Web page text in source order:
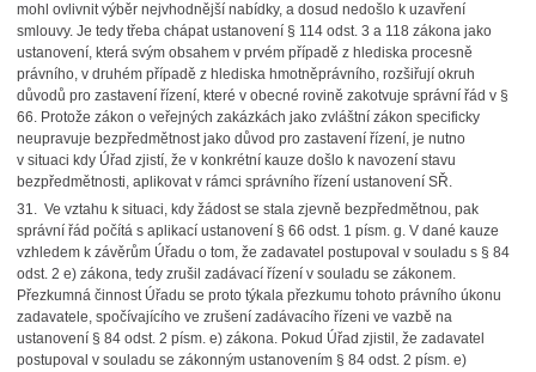
mohl ovlivnit výběr nejvhodnější nabídky, a dosud nedošlo k uzavření
smlouvy. Je tedy třeba chápat ustanovení § 114 odst. 3 a 118 zákona jako
ustanovení, která svým obsahem v prvém případě z hlediska procesně
právního, v druhém případě z hlediska hmotněprávního, rozšiřují okruh
důvodů pro zastavení řízení, které v obecné rovině zakotvuje správní řád v §
66. Protože zákon o veřejných zakázkách jako zvláštní zákon specificky
neupravuje bezpředmětnost jako důvod pro zastavení řízení, je nutno
v situaci kdy Úřad zjistí, že v konkrétní kauze došlo k navození stavu
bezpředmětnosti, aplikovat v rámci správního řízení ustanovení SŘ.
31. Ve vztahu k situaci, kdy žádost se stala zjevně bezpředmětnou, pak
správní řád počítá s aplikací ustanovení § 66 odst. 1 písm. g. V dané kauze
vzhledem k závěrům Úřadu o tom, že zadavatel postupoval v souladu s § 84
odst. 2 e) zákona, tedy zrušil zadávací řízení v souladu se zákonem.
Přezkumná činnost Úřadu se proto týkala přezkumu tohoto právního úkonu
zadavatele, spočívajícího ve zrušení zadávacího řízeni ve vazbě na
ustanovení § 84 odst. 2 písm. e) zákona. Pokud Úřad zjistil, že zadavatel
postupoval v souladu se zákonným ustanovením § 84 odst. 2 písm. e)